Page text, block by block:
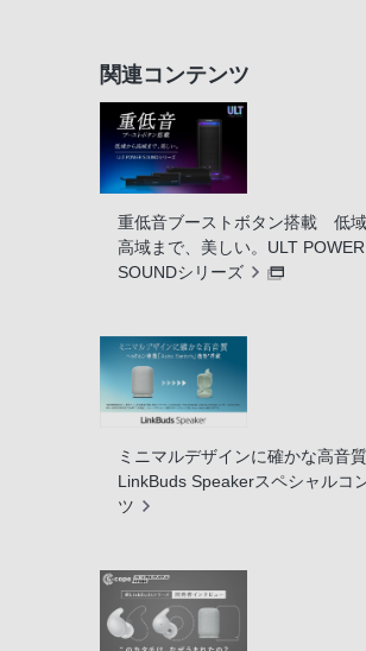
関連コンテンツ
重低音ブーストボタン搭載 低
高域まで、美しい。ULT POWER
SOUNDシリーズ
ミニマルデザインに確かな高音質
LinkBuds Speakerスペシャルコ
ツ